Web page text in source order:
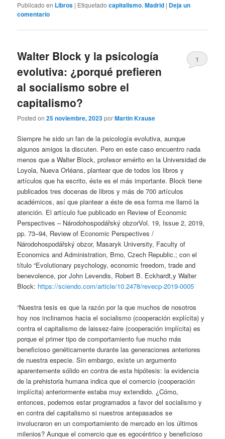
Publicado en Libros | Etiquetado capitalismo,Madrid | Deja un
comentario
Walter Block y la psicología
evolutiva: ¿porqué prefieren
al socialismo sobre el
capitalismo?
Posted on25 noviembre, 2023porMartin Krause
1
Siempre he sido un fan de la psicología evolutiva, aunque
algunos amigos la discuten. Pero en este caso encuentro nada
menos que a Walter Block, profesor emérito en la Universidad de
Loyola, Nueva Orléans, plantear que de todos los libros y
artículos que ha escrito, éste es el más importante. Block tiene
publicados tres docenas de libros y más de 700 artículos
académicos, así que plantear a éste de esa forma me llamó la
atención. El artículo fue publicado en Review of Economic
Perspectives – Národohospodářský obzorVol. 19, Issue 2, 2019,
pp. 73–94, Review of Economic Perspectives /
Národohospodářský obzor, Masaryk University, Faculty of
Economics and Administration, Brno, Czech Republic.; con el
título “Evolutionary psychology, economic freedom, trade and
benevolence, por John Levendis, Robert B. Eckhardt,y Walter
Block: https://sciendo.com/article/10.2478/revecp-2019-0005
“Nuestra tesis es que la razón por la que muchos de nosotros
hoy nos inclinamos hacia el socialismo (cooperación explícita) y
contra el capitalismo de laissez-faire (cooperación implícita) es
porque el primer tipo de comportamiento fue mucho más
beneficioso genéticamente durante las generaciones anteriores
de nuestra especie. Sin embargo, existe un argumento
aparentemente sólido en contra de esta hipótesis: la evidencia
de la prehistoria humana indica que el comercio (cooperación
implícita) anteriormente estaba muy extendido. ¿Cómo,
entonces, podemos estar programados a favor del socialismo y
en contra del capitalismo si nuestros antepasados ​​se
involucraron en un comportamiento de mercado en los últimos
milenios? Aunque el comercio que es egocéntrico y beneficioso